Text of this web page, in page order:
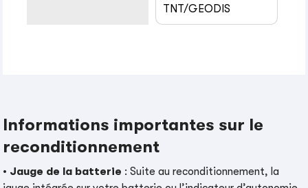
TNT/GEODIS
Informations importantes sur le
reconditionnement
• Jauge de la batterie : Suite au reconditionnement, la